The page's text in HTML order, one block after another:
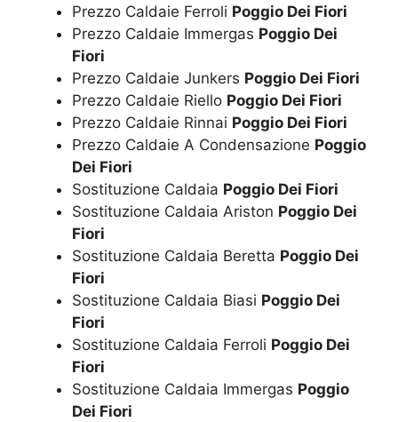
Prezzo Caldaie Ferroli Poggio Dei Fiori
Prezzo Caldaie Immergas Poggio Dei
Fiori
Prezzo Caldaie Junkers Poggio Dei Fiori
Prezzo Caldaie Riello Poggio Dei Fiori
Prezzo Caldaie Rinnai Poggio Dei Fiori
Prezzo Caldaie A Condensazione Poggio
Dei Fiori
Sostituzione Caldaia Poggio Dei Fiori
Sostituzione Caldaia Ariston Poggio Dei
Fiori
Sostituzione Caldaia Beretta Poggio Dei
Fiori
Sostituzione Caldaia Biasi Poggio Dei
Fiori
Sostituzione Caldaia Ferroli Poggio Dei
Fiori
Sostituzione Caldaia Immergas Poggio
Dei Fiori